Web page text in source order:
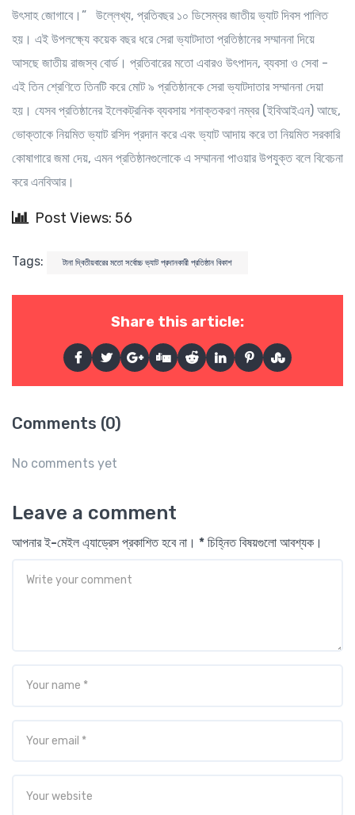
উৎসাহ জোগাবে।” উল্লেখ্য, প্রতিবছর ১০ ডিসেম্বর জাতীয় ভ্যাট দিবস পালিত
হয়। এই উপলক্ষ্যে কয়েক বছর ধরে সেরা ভ্যাটদাতা প্রতিষ্ঠানের সম্মাননা দিয়ে
আসছে জাতীয় রাজস্ব বোর্ড। প্রতিবারের মতো এবারও উৎপাদন, ব্যবসা ও সেবা -
এই তিন শ্রেণিতে তিনটি করে মোট ৯ প্রতিষ্ঠানকে সেরা ভ্যাটদাতার সম্মাননা দেয়া
হয়। যেসব প্রতিষ্ঠানের ইলেকট্রনিক ব্যবসায় শনাক্তকরণ নম্বর (ইবিআইএন) আছে,
ভোক্তাকে নিয়মিত ভ্যাট রসিদ প্রদান করে এবং ভ্যাট আদায় করে তা নিয়মিত সরকারি
কোষাগারে জমা দেয়, এমন প্রতিষ্ঠানগুলোকে এ সম্মাননা পাওয়ার উপযুক্ত বলে বিবেচনা
করে এনবিআর।
Post Views: 56
Tags: টানা দ্বিতীয়বারের মতো সর্বোচ্চ ভ্যাট প্রদানকারী প্রতিষ্ঠান বিকাশ
Share this article:
Comments (0)
No comments yet
Leave a comment
আপনার ই-মেইল এ্যাড্রেস প্রকাশিত হবে না। * চিহ্নিত বিষয়গুলো আবশ্যক।